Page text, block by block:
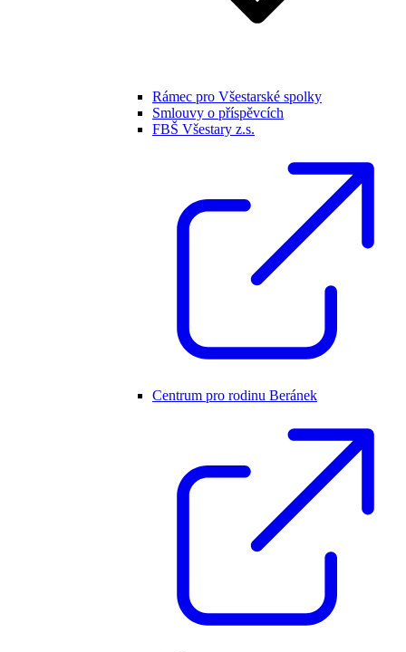
Rámec pro Všestarské spolky
Smlouvy o příspěvcích
FBŠ Všestary z.s.
Centrum pro rodinu Beránek